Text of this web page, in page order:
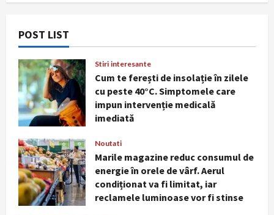
POST LIST
Stiri interesante
Cum te ferești de insolație în zilele
cu peste 40°C. Simptomele care
impun intervenție medicală
imediată
Noutati
Marile magazine reduc consumul de
energie în orele de vârf. Aerul
condiționat va fi limitat, iar
reclamele luminoase vor fi stinse
2
Noutati
Marile magazine reduc consumul de
condiționat va fi limitat, iar
reclamele luminoase vor fi stinse
noaptea
August 5, 2026
World
General american avertizează că